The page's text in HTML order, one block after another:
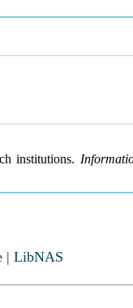
institutions.
| LibNAS